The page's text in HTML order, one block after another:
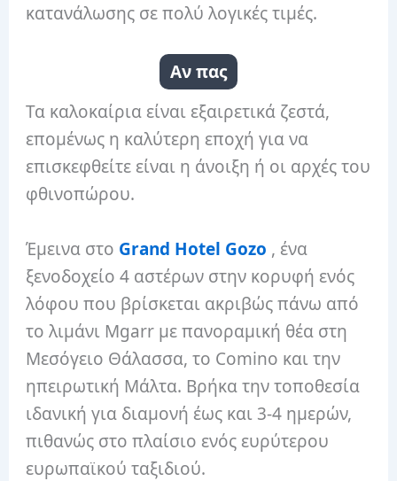
κατανάλωσης σε πολύ λογικές τιμές.
Αν πας
Τα καλοκαίρια είναι εξαιρετικά ζεστά,
επομένως η καλύτερη εποχή για να
επισκεφθείτε είναι η άνοιξη ή οι αρχές του
φθινοπώρου.
Έμεινα στο Grand Hotel Gozo , ένα
ξενοδοχείο 4 αστέρων στην κορυφή ενός
λόφου που βρίσκεται ακριβώς πάνω από
το λιμάνι Mgarr με πανοραμική θέα στη
Μεσόγειο Θάλασσα, το Comino και την
ηπειρωτική Μάλτα. Βρήκα την τοποθεσία
ιδανική για διαμονή έως και 3-4 ημερών,
πιθανώς στο πλαίσιο ενός ευρύτερου
ευρωπαϊκού ταξιδιού.